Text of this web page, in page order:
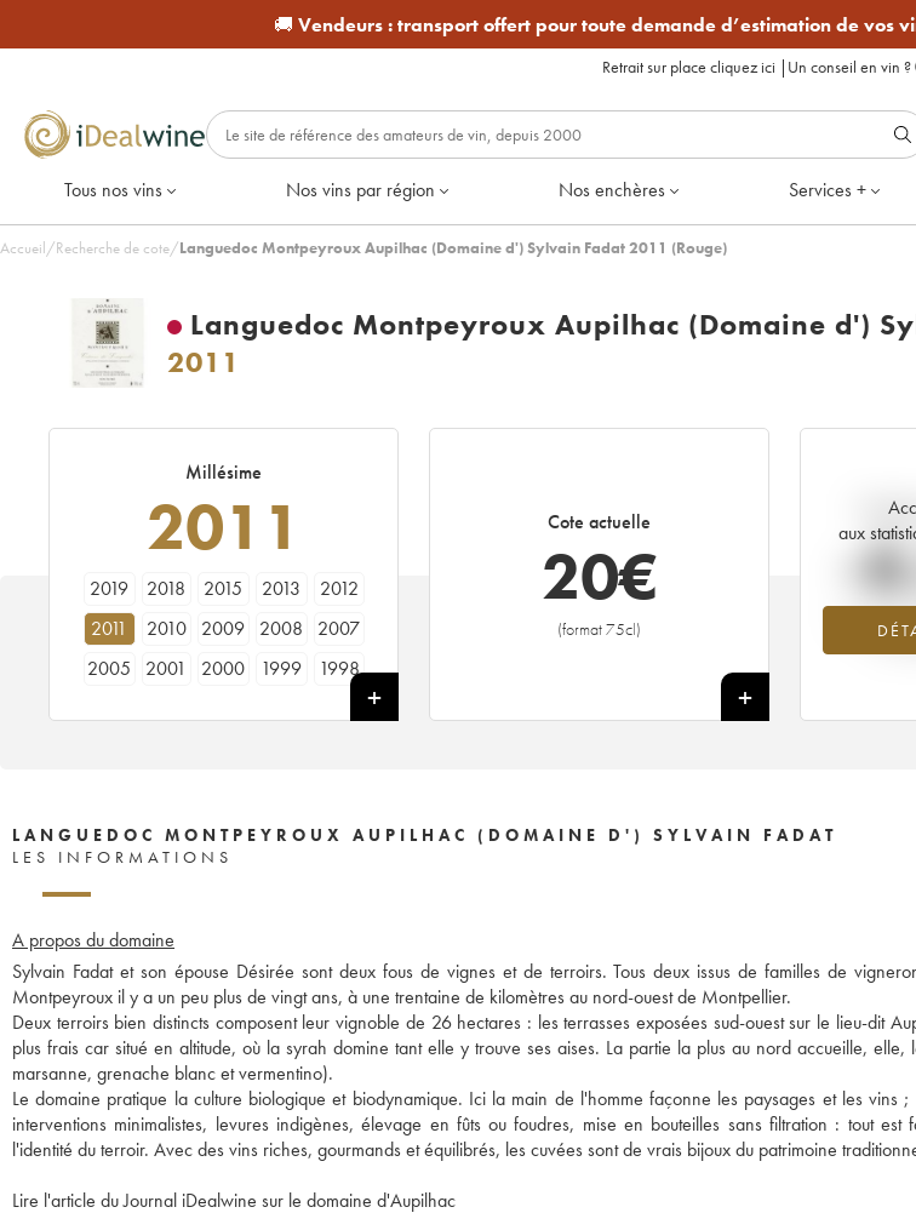
🚚 Vendeurs :transport offert pour toute demande d’estimation de vos
Retrait sur place cliquez ici | Un conseil en vin ?
Tous nos vins Nos vins par région Nos enchères Services +
Accueil/Recherche de cote/Languedoc Montpeyroux Aupilhac (Domaine d') Sylvain Fadat 2011 (Rouge)
Languedoc Montpeyroux Aupilhac (Domaine d')
2011
Millésime
2011
2019 2018 2015 2013
2012
2011
2010 2009 2008
2007
2005
2001 2000 1999
1998
Cote actuelle
20€
(format 75cl)
+
aux
-
Tendance
en
LANGUEDOC MONTPEYROUX AUPILHAC (DOMAINE D') SYLVAIN FADAT
LES INFORMATIONS
A propos du domaine
Sylvain Fadat et son épouse Désirée sont deux fous de vignes et de terroirs. Tous deux issus de familles de
Montpeyroux il y a un peu plus de vingt ans, à une trentaine de kilomètres au nord-ouest de Montpellier.
Deux terroirs bien distincts composent leur vignoble de 26 hectares : les terrasses exposées sud-ouest sur le lieu-dit
plus frais car situé en altitude, où la syrah domine tant elle y trouve ses aises. La partie la plus au nord accueille, elle,
marsanne, grenache blanc et vermentino).
Le domaine pratique la culture biologique et biodynamique. Ici la main de l'homme façonne les paysages et les vins ;
interventions minimalistes, levures indigènes, élevage en fûts ou foudres, mise en bouteilles sans filtration : tout
l'identité du terroir. Avec des vins riches, gourmands et équilibrés, les cuvées sont de vrais bijoux du patrimoine
Lire l'article du Journal iDealwine sur le domaine d'Aupilhac